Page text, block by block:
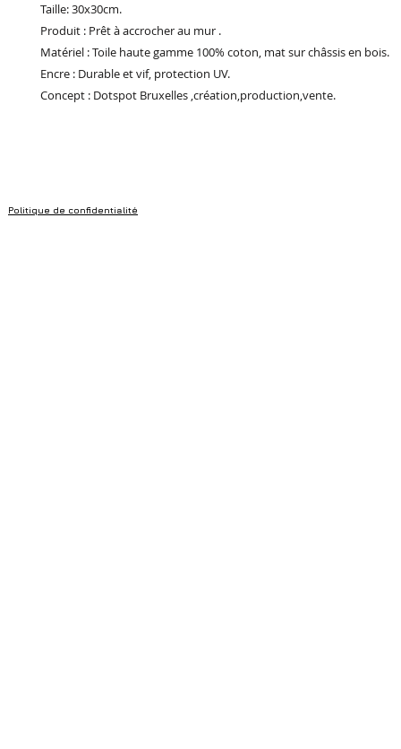
Taille: 30x30cm.
Produit : Prêt à accrocher au mur .
Matériel : Toile haute gamme 100% coton, mat sur châssis en bois.
Encre : Durable et vif, protection UV.
Concept : Dotspot Bruxelles ,création,production,vente.
Politique de confidentialité